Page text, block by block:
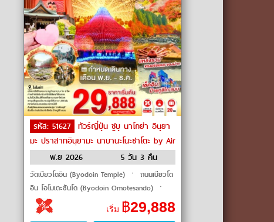
รหัส: 51627 ทัวร์ญี่ปุ่น ชูบุ นาโกย่า อินุยา
มะ ปราสาทอินุยามะ นาบานะโนะซาโตะ by Air
Asia Xพ.ย 2026 5 วัน 3 คืน
วัดเบียวโดอิน (Byodoin Temple) ㆍ ถนนเบียวโด
อิน โอโมเตะซันโด (Byodoin Omotesando) ㆍ
สะพานอุจิ (Uji Bridge) ㆍ หมู่บ้านนาบานะ โนะ
ซาโตะ (Nabana no Sato) ㆍ �
เริ่ม ฿29,888